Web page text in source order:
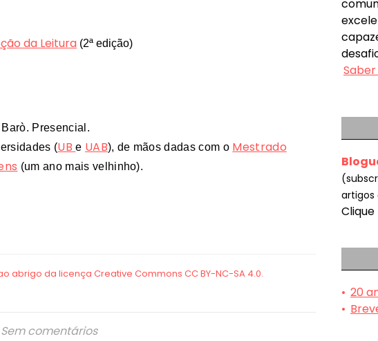
da Leitura (2ª edição)
Presencial.
(UBe UAB), de mãos dadas com o Mestrado
(um ano mais velhinho).
Sem comentários
Clique
• 20
•